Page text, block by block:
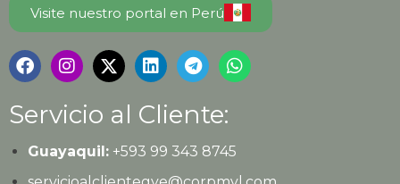
Visite nuestro portal en Perú
Servicio al Cliente:
Guayaquil:+593 99 343 8745